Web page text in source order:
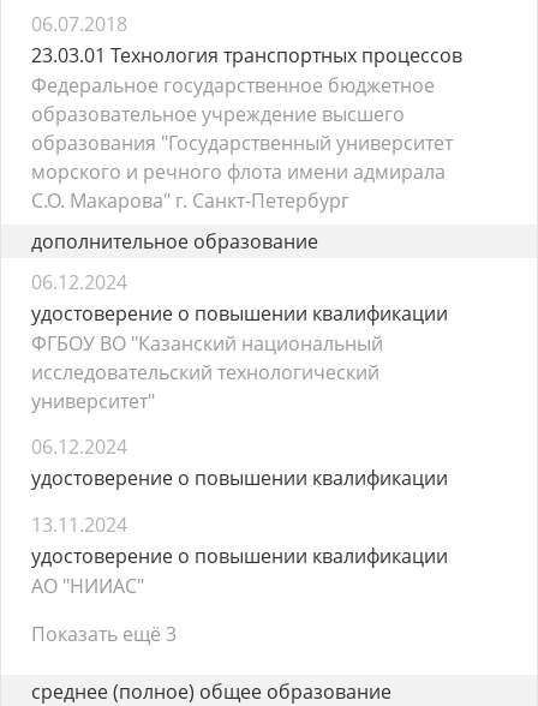
06.07.2018
23.03.01 Технология транспортных процессов
Федеральное государственное бюджетное
образовательное учреждение высшего
образования "Государственный университет
морского и речного флота имени адмирала
С.О. Макарова" г. Санкт-Петербург
дополнительное образование
06.12.2024
удостоверение о повышении квалификации
ФГБОУ ВО "Казанский национальный
исследовательский технологический
университет"
06.12.2024
удостоверение о повышении квалификации
13.11.2024
удостоверение о повышении квалификации
АО "НИИАС"
Показать ещё 3
среднее (полное) общее образование